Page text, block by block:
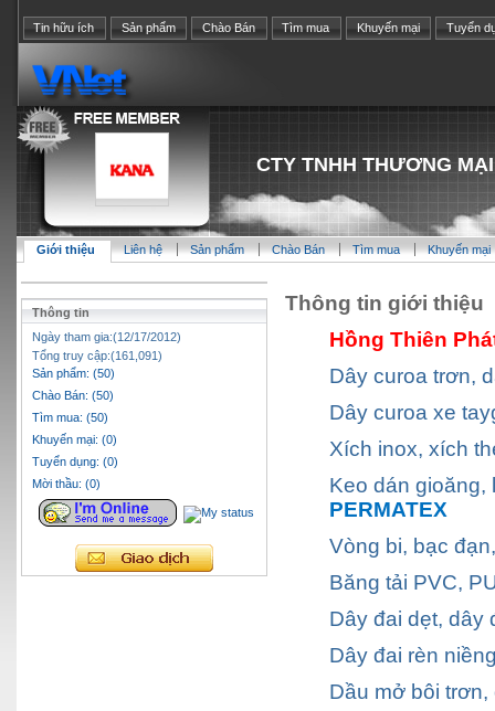
Tin hữu ích Sản phẩm Chào Bán Tìm mua Khuyến mại Tuyển
CTY TNHH THƯƠNG
Giới thiệu Liên hệ Sản phẩm Chào Bán Tìm mua Khuyến mại
Thông tin
Ngày tham gia:(12/17/2012)
Tổng truy cập:(161,091)
Sản phẩm: (50)
Chào Bán: (50)
Tìm mua: (50)
Khuyến mại: (0)
Tuyển dụng: (0)
Mời thầu: (0)
Thông tin giới thiệu
Hồng Thiên
Dây curoa trơn,
Dây curoa xe
Xích inox, xích
Keo dán
PERMATEX
Vòng bi, bạc
Băng tải PVC,
Dây đai dẹt, dây
Dây đai rèn
Dầu mở bôi